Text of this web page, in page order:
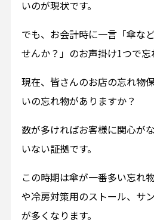
いのが現状です。
でも、お会計時に一言「傘な
せんか？」のお声掛け1つで忘
現在、皆さんのお店の忘れ物
いの忘れ物がありますか？
数が多ければお客様に関心が
いない証拠です。
この時期は傘が一番多い忘れ
や冷房対策用のストール、サ
が多くなります。